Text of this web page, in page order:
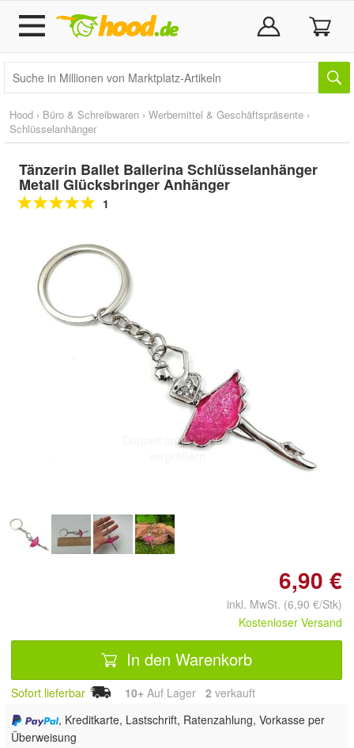
Hood › Büro & Schreibwaren › Werbemittel & Geschäftspräsente ›
Schlüsselanhänger
Tänzerin Ballet Ballerina Schlüsselanhänger
Metall Glücksbringer Anhänger
1
Doppelt antippen zum
6,90 €
inkl. MwSt. (6,90 €/Stk)
Kostenloser Versand
In den Warenkorb
Sofort lieferbar 10+ Auf Lager 2 verkauft
, Kreditkarte, Lastschrift, Ratenzahlung, Vorkasse per
Überweisung